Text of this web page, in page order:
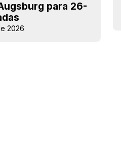
para 26-
2026